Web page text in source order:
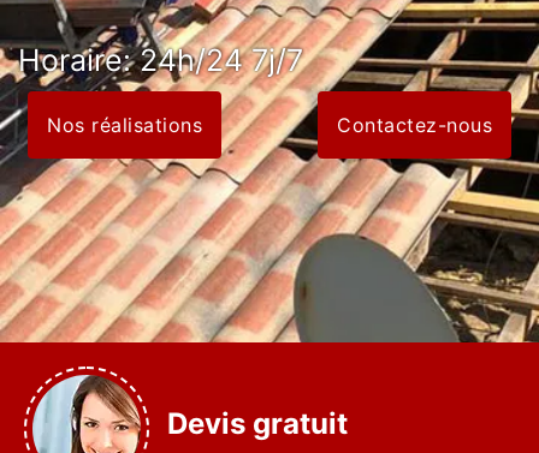
Horaire: 24h/24 7j/7
Nos réalisations Contactez-nous
Devis gratuit